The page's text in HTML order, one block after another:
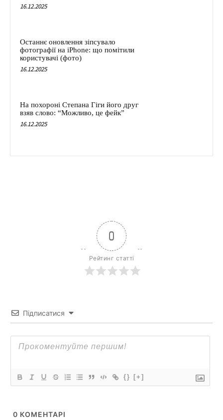
16.12.2025
Останнє оновлення зіпсувало
фотографії на iPhone: що помітили
користувачі (фото)
16.12.2025
На похороні Степана Гіги його друг
взяв слово: “Можливо, це фейк”
16.12.2025
0
Рейтинг статті
Підписатися
{} [+]
0 КОМЕНТАРІ